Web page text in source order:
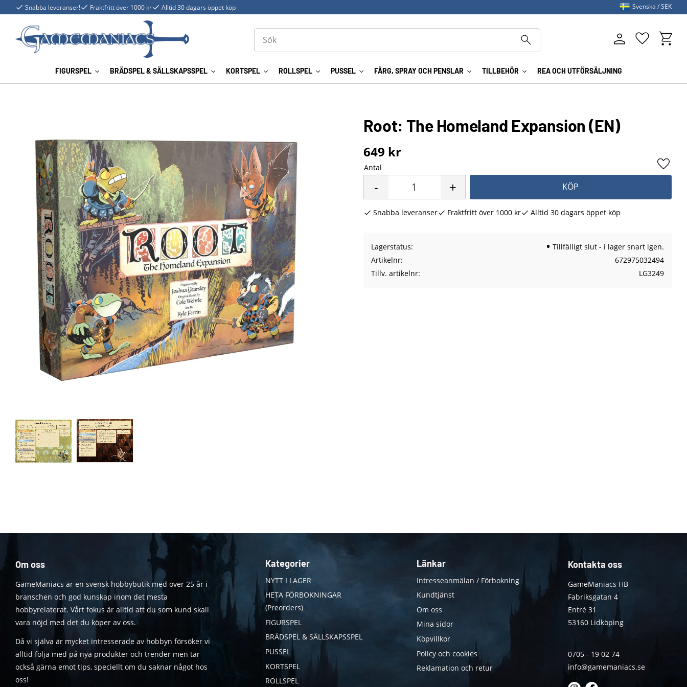
Snabba leveranser! Fraktfritt över 1000 kr Alltid 30 dagars öppet köp
FIGURSPEL BRÄDSPEL & SÄLLSKAPSSPEL KORTSPEL ROLLSPEL PUSSEL FÄRG, SPRAY OCH PENSLAR TILLBEHÖR REA OCH UTFÖRSÄLJNING
Favoriter
Svenska SEK
Root: The Homeland Expansion (EN)
649 kr
Antal
+
- KÖP
Lägg
Snabba leveranser Fraktfritt över 1000 kr Alltid 30 dagars öppet köp
Lagerstatus
Tillfälligt slut - i lager snart igen.
Artikelnr
672975032494
Tillv. artikelnr
LG3249
Om oss
GameManiacs är en svensk hobbybutik med över 25 år i
branschen och god kunskap inom det mesta
hobbyrelaterat. Vårt fokus är alltid att du som kund skall
vara nöjd med det du köper av oss.
Då vi själva är mycket intresserade av hobbyn försöker vi
alltid följa med på nya produkter och trender men tar
också gärna emot tips, speciellt om du saknar något hos
oss!
Kategorier
NYTT I LAGER
HETA FÖRBOKNINGAR
(Preorders)
FIGURSPEL
BRÄDSPEL & SÄLLSKAPSSPEL
PUSSEL
KORTSPEL
ROLLSPEL
Länkar
Intresseanmälan / Förbokning
Kundtjänst
Om oss
Mina sidor
Köpvillkor
Policy och cookies
Reklamation och retur
Kontakta oss
GameManiacs HB
Fabriksgatan 4
Entré 31
53160 Lidköping
0705 - 19 02 74
info@gamemaniacs.se